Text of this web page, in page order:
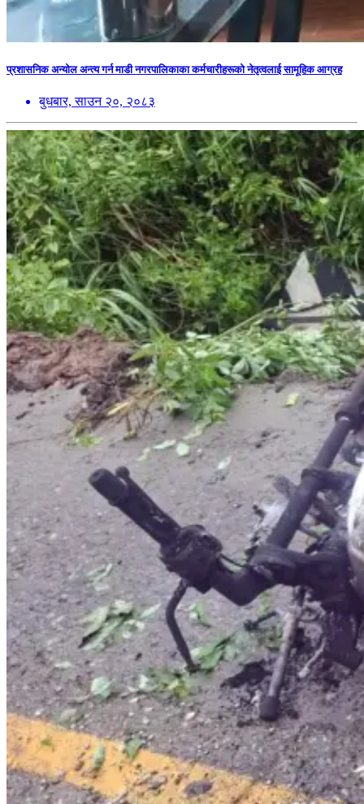
प्रशासनिक अन्योल अन्त्य गर्न माडी नगरपालिकाका कर्मचारीहरूको नेतृत्वलाई सामूहिक आग्रह
बुधबार, साउन २०, २०८३